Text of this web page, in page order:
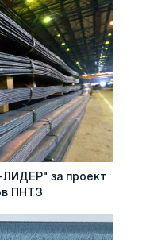
за проект
ПНТЗ